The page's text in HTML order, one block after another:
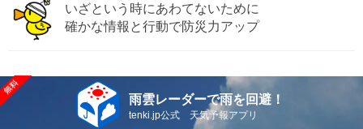
いざという時にあわてないために
確かな情報と行動で防災力アップ
雨雲レーダーで雨を回避！
tenki.jp公式 天気予報アプリ